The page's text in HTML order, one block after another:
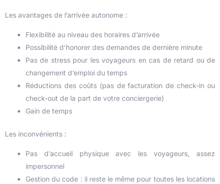
Les avantages de l’arrivée autonome :
Flexibilité au niveau des horaires d’arrivée
Possibilité d’honorer des demandes de dernière minute
Pas de stress pour les voyageurs en cas de retard ou de
changement d’emploi du temps
Réductions des coûts (pas de facturation de check-in ou
check-out de la part de votre conciergerie)
Gain de temps
Les inconvénients :
Pas d’accueil physique avec les voyageurs, assez
impersonnel
Gestion du code : il reste le même pour toutes les locations